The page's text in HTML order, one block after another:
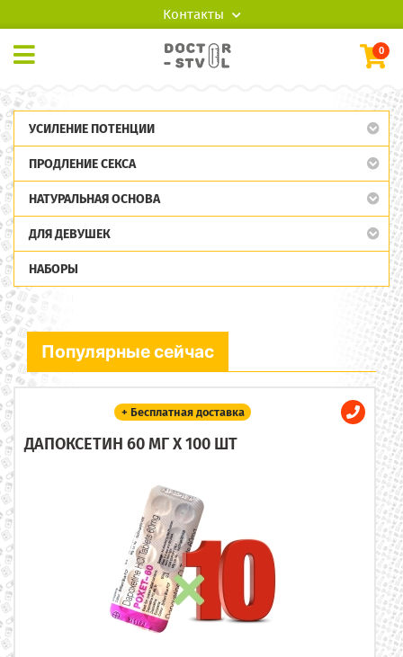
Контакты
0
УСИЛЕНИЕ ПОТЕНЦИИ
ПРОДЛЕНИЕ СЕКСА
НАТУРАЛЬНАЯ ОСНОВА
ДЛЯ ДЕВУШЕК
НАБОРЫ
Популярные сейчас
+ Бесплатная доставка
ДАПОКСЕТИН 60 МГ X 100 ШТ